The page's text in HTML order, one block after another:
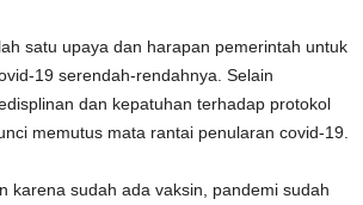
satu upaya dan harapan pemerintah untuk
19 serendah-rendahnya. Selain
dan kepatuhan terhadap protokol
memutus mata rantai penularan covid-19.
karena sudah ada vaksin, pandemi sudah